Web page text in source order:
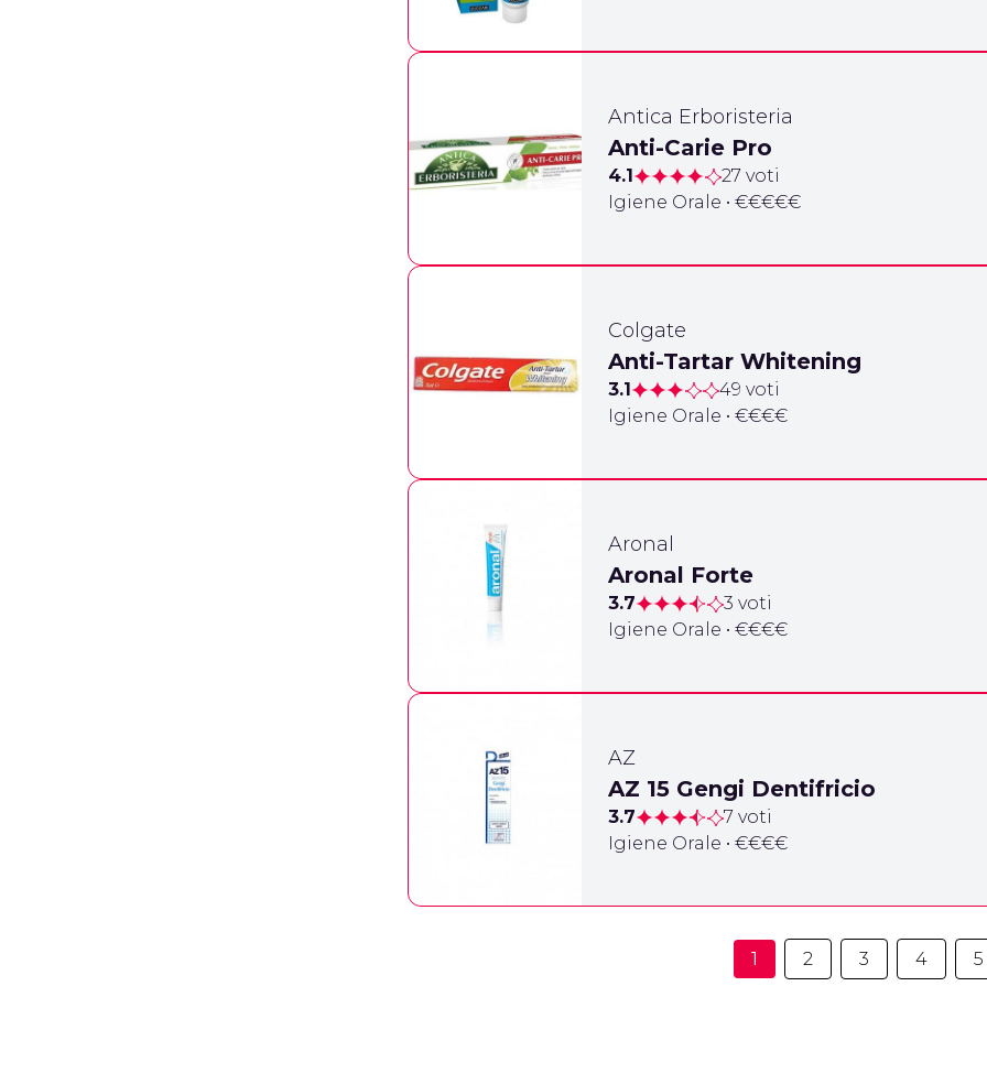
Antica Erboristeria
Anti-Carie Pro
4.1
27 voti
Igiene Orale • €€€€€
Colgate
Anti-Tartar Whitening
3.1
49 voti
Igiene Orale • €€€€
Aronal
Aronal Forte
3.7
3 voti
Igiene Orale • €€€€
AZ
AZ 15 Gengi Dentifricio
3.7
7 voti
Igiene Orale • €€€€
1 2 3 4 5